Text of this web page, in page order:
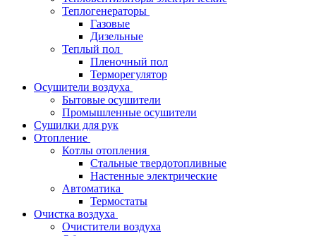
Теплогенераторы
Газовые
Дизельные
Теплый пол
Пленочный пол
Терморегулятор
Осушители воздуха
Бытовые осушители
Промышленные осушители
Сушилки для рук
Отопление
Котлы отопления
Стальные твердотопливные
Настенные электрические
Автоматика
Термостаты
Очистка воздуха
Очистители воздуха